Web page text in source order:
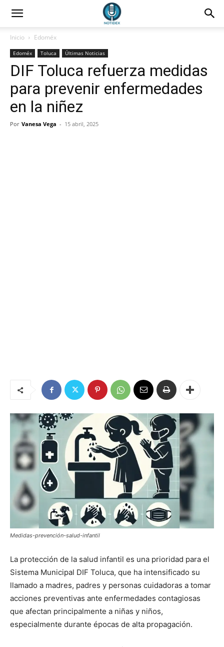
Inicio Edoméx
Edoméx Toluca Últimas Noticias
DIF Toluca refuerza medidas
para prevenir enfermedades
en la niñez
Por Vanesa Vega - 15 abril, 2025
Medidas-prevención-salud-infantil
La protección de la salud infantil es una prioridad para el
Sistema Municipal DIF Toluca, que ha intensificado su
llamado a madres, padres y personas cuidadoras a tomar
acciones preventivas ante enfermedades contagiosas
que afectan principalmente a niñas y niños,
especialmente durante épocas de alta propagación.